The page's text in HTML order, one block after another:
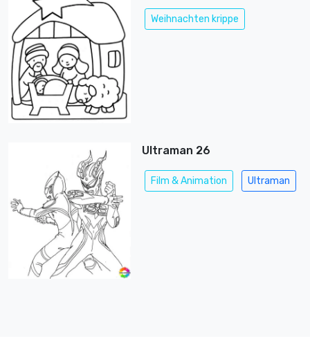
Weihnachten krippe
Ultraman 26
Film & Animation Ultraman